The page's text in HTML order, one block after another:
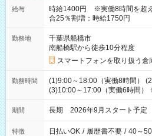
給与
時給1400円 ※実働8時間を超
合25％割増：時給1750円
勤務地
千葉県船橋市
南船橋駅から徒歩10分程度
スマートフォンを取り扱う倉
勤務時間
(1)9:00～18:00（実働8時間）
(3)10:00～17:00（実働6時間
期間 長期 2026年9月スタート予定
特徴 日払いOK / 履歴書不要 / 40～